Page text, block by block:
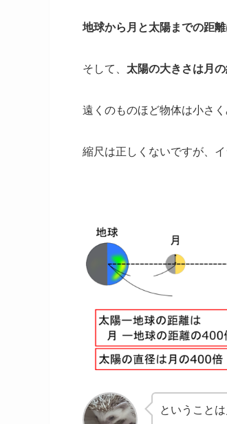
地球から 月と太陽までの距
そして、 太陽の大きさは月
遠くのものほど物体は小さく
縮尺は正しくないですが、
ということ